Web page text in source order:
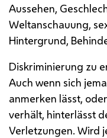
Aussehen,
Weltanschauung,
Hintergrund,
Diskriminierung zu
Auch wenn sich
anmerken lässt,
verhält, hinterlässt
Verletzungen. Wird